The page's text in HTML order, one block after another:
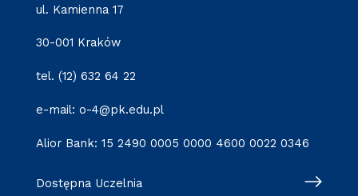
ul. Kamienna 17
30-001 Kraków
tel. (12) 632 64 22
e-mail: o-4@pk.edu.pl
Alior Bank: 15 2490 0005 0000 4600 0022 0346
Dostępna Uczelnia